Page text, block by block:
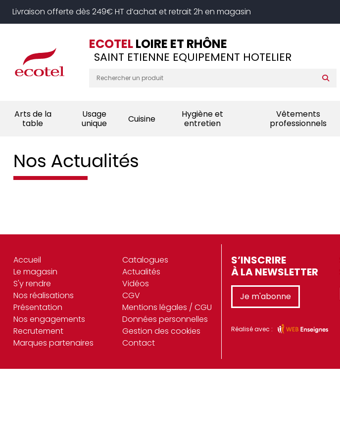
Livraison offerte dès 249€ HT d’achat et retrait 2h en magasin
ECOTELLOIRE ET RHÔNE
SAINT ETIENNE EQUIPEMENT HOTELIER
Arts de la
table
Usage
unique
Cuisine
Hygiène et
entretien
Vêtements
professionnels
Nos Actualités
Accueil
Le magasin
S'y rendre
Nos réalisations
Présentation
Nos engagements
Recrutement
Marques partenaires
Catalogues
Actualités
Vidéos
CGV
Mentions légales / CGU
Données personnelles
Gestion des cookies
Contact
S’INSCRIRE
À LA NEWSLETTER
Je m'abonne
Réalisé avec :
Panneau de gestion des cookies